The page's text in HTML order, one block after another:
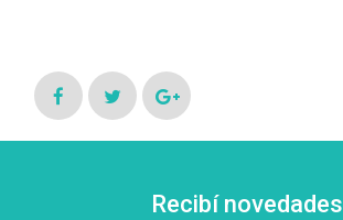
Recibí novedades